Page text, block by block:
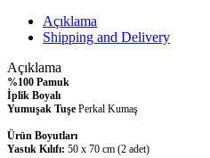
Açıklama
Shipping and Delivery
Açıklama
%100 Pamuk
İplik Boyalı
Yumuşak Tuşe Perkal Kumaş
Ürün Boyutları
Yastık Kılıfı: 50 x 70 cm (2 adet)